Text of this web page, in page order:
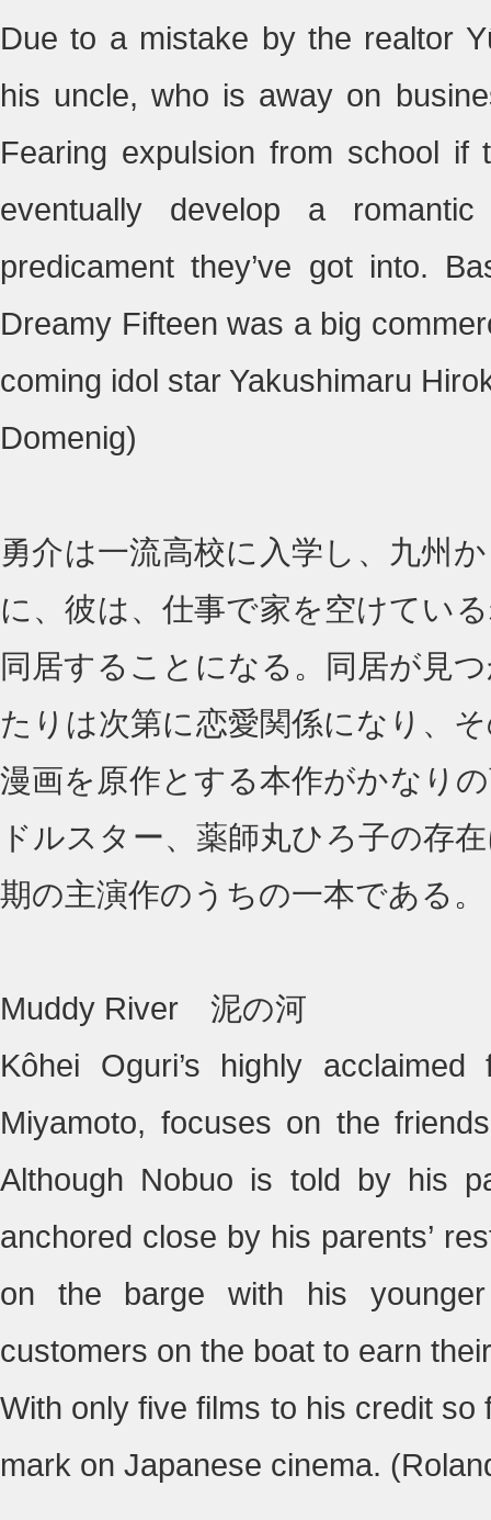
Due to a mistake by the realtor
his uncle, who is away on
Fearing expulsion from school if
eventually develop a
predicament they’ve got into.
Dreamy Fifteen was a big
coming idol star Yakushimaru
Domenig)
勇介は一流高校に入学し、九州
に、彼は、仕事で家を空けてい
同居することになる。同居が見
たりは次第に恋愛関係になり、
漫画を原作とする本作がかなり
ドルスター、薬師丸ひろ子の存
期の主演作のうちの一本である
Muddy River 泥の河
Kôhei Oguri’s highly
Miyamoto, focuses on the
Although Nobuo is told by his
anchored close by his parents’
on the barge with his
customers on the boat to earn
With only five films to his credit
mark on Japanese cinema.